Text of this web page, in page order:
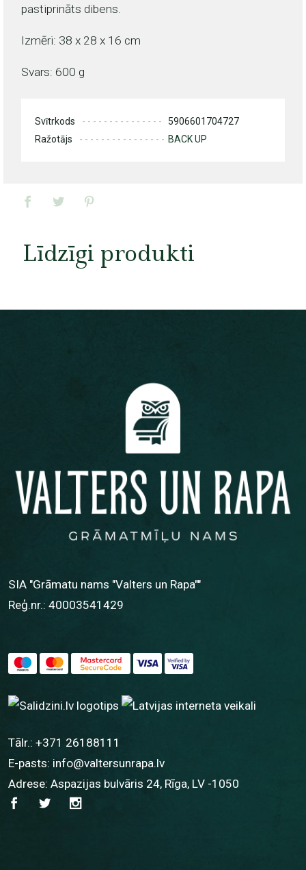
pastiprināts dibens.
Izmēri: 38 x 28 x 16 cm
Svars: 600 g
Svītrkods
5906601704727
Ražotājs
BACK UP
Līdzīgi produkti
SIA "Grāmatu nams "Valters un Rapa""
Reģ.nr.: 40003541429
Tālr.: +371 26188111
E-pasts: info@valtersunrapa.lv
Adrese: Aspazijas bulvāris 24, Rīga, LV -1050